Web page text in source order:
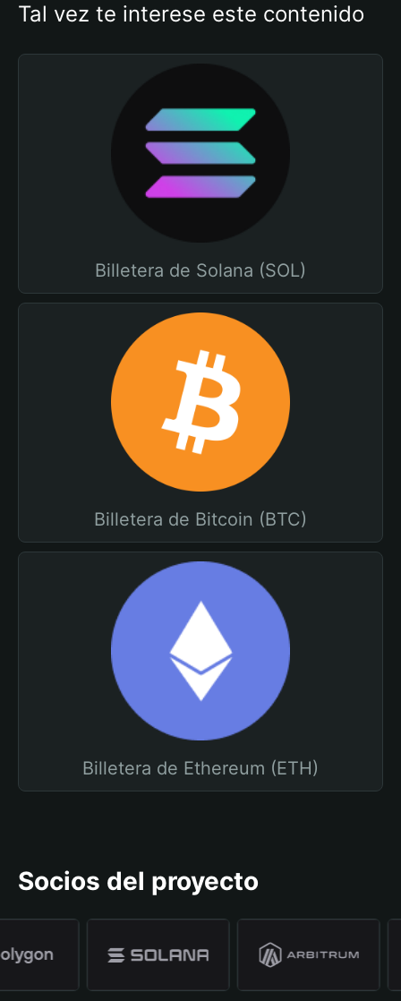
Tal vez te interese este contenido
Billetera de Solana (SOL)
Billetera de Bitcoin (BTC)
Billetera de Ethereum (ETH)
Socios del proyecto